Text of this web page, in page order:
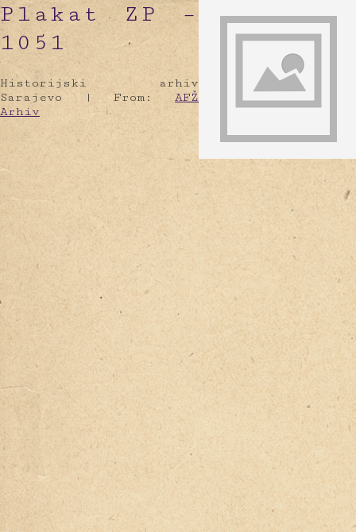
Plakat ZP –
1051
Historijski arhiv
Sarajevo |From:AFŽ
Arhiv